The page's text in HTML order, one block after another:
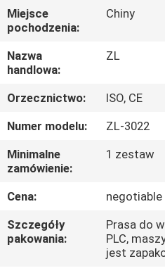
FILMY
O
NAS
WYCIECZKA
PO
FABRYCE
KONTROLA
JAKOŚCI
Miejsce
pochodzenia:
Chiny
Nazwa
handlowa:
ZL
Orzecznictwo:
ISO, CE
Numer modelu:
ZL-3022
Minimalne
zamówienie:
1 zestaw
Cena:
negotiable
Szczegóły
pakowania:
Prasa do
PLC,
jest